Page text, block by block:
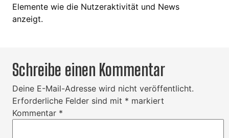
Elemente wie die Nutzeraktivität und News
anzeigt.
Schreibe einen Kommentar
Deine E-Mail-Adresse wird nicht veröffentlicht.
Erforderliche Felder sind mit * markiert
Kommentar *